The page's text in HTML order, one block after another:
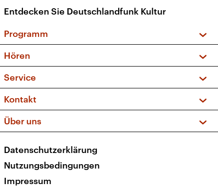
Entdecken Sie Deutschlandfunk Kultur
Programm
Sendungen und Podcasts
Musikliste
Kakadu – Das Kinderprogramm
Hören
Frequenzen (UKW + DAB+)
Service
FAQ
Apps
Newsletter
Kontakt
Social Media
Über uns
Presse
Karriere
Datenschutzerklärung
Nutzungsbedingungen
Impressum